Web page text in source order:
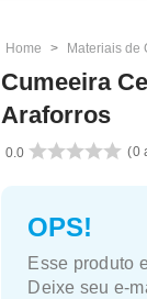
Materiais de
Cumeeira
Araforros
0.0 0